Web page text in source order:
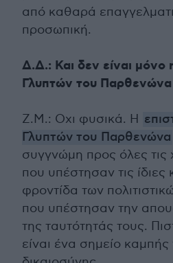
από καθαρά
προσωπική.
Δ.Δ.: Και δεν είναι μόνο
Γλυπτών του Παρθενώνα
Ζ.Μ.: Οχι φυσικά. Η
Γλυπτών του Παρθενώνα
συγγνώμη προς όλες
που υπέστησαν τις ίδιες
φροντίδα των
που υπέστησαν την
της ταυτότητάς τους.
είναι ένα σημείο